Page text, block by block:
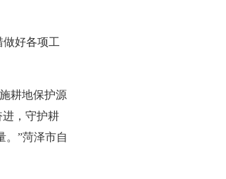
好各项工
耕地保护源
进，守护耕
。”菏泽市自